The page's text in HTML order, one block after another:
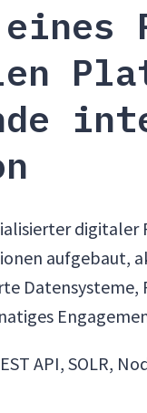
API, SOLR,